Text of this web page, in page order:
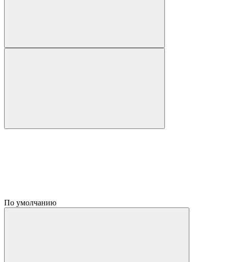
По умолчанию